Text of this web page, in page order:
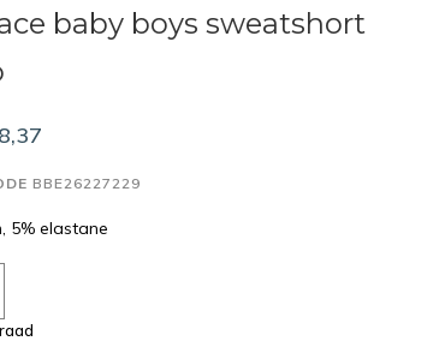
baby boys sweatshort
BBE26227229
5% elastane